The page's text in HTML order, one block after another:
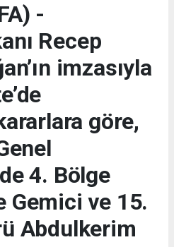
-
Recep
imzasıyla
göre,
4. Bölge
Gemici ve 15.
Abdulkerim